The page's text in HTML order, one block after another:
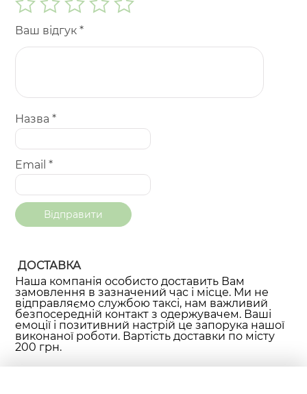
Ваш відгук*
Назва*
Email*
ДОСТАВКА
Наша компанія особисто доставить Вам
замовлення в зазначений час і місце. Ми не
відправляємо службою таксі, нам важливий
безпосередній контакт з одержувачем. Ваші
емоції і позитивний настрій це запорука нашої
виконаної роботи. Вартість доставки по місту
200 грн.